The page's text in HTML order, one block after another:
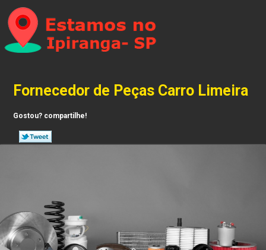
Fornecedor de Peças Carro Limeira
Gostou? compartilhe!